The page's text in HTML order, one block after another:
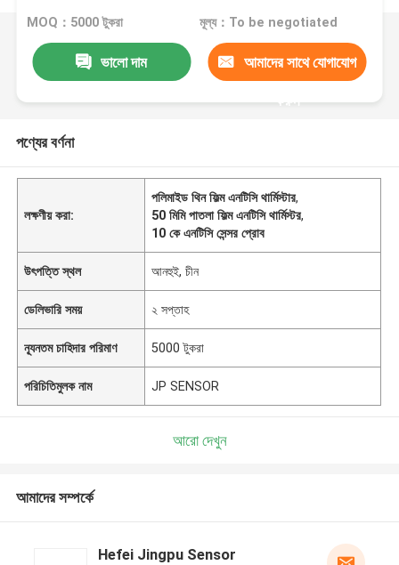
MOQ：5000 টুকরা মূল্য：To be negotiated
ভালো দাম আমাদের সাথে যোগাযোগ
করুন
পণ্যের বর্ণনা
লক্ষণীয় করা:
পলিমাইড থিন ফিল্ম এনটিসি থার্মিস্টার,
50 মিমি পাতলা ফিল্ম এনটিসি থার্মিস্টর,
10 কে এনটিসি সেন্সর প্রোব
উৎপত্তি স্থল আনহুই, চীন
ডেলিভারি সময় ২ সপ্তাহ
ন্যূনতম চাহিদার পরিমাণ 5000 টুকরা
পরিচিতিমুলক নাম JP SENSOR
আরো দেখুন
আমাদের সম্পর্কে
Hefei Jingpu Sensor